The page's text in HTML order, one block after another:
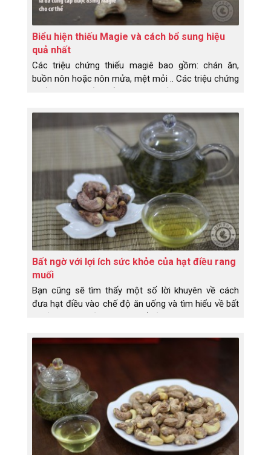
Biểu hiện thiếu Magie và cách bổ sung hiệu
quả nhất
Các triệu chứng thiếu magiê bao gồm: chán ăn,
buồn nôn hoặc nôn mửa, mệt mỏi .. Các triệu chứng
tim thay đổi hoặc co thắt Nghiên cứu đã liên kết sự
thiếu hụt magiê với một loạt các tình trạng sức
khỏe, bao gồm bệnh Alzheimer, tiểu đường loại 2,
bệnh tim mạch và chứng đau nửa đầu.
Bất ngờ với lợi ích sức khỏe của hạt điều rang
muối
Bạn cũng sẽ tìm thấy một số lời khuyên về cách
đưa hạt điều vào chế độ ăn uống và tìm hiểu về bất